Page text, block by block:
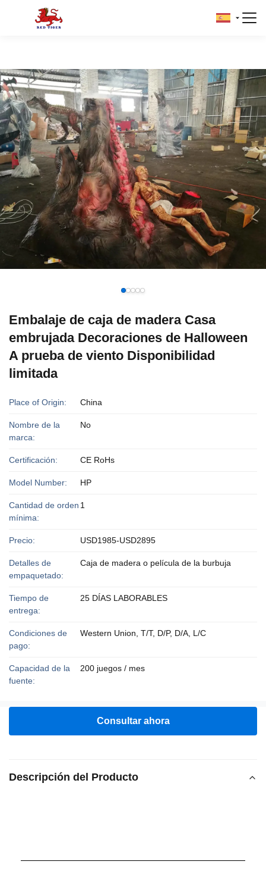
Embalaje de caja de madera Casa
embrujada Decoraciones de Halloween
A prueba de viento Disponibilidad
limitada
Place of Origin: China
Nombre de la
marca:
No
Certificación: CE RoHs
Model Number: HP
Cantidad de orden
mínima:
1
Precio: USD1985-USD2895
Detalles de
empaquetado:
Caja de madera o película de la burbuja
Tiempo de
entrega:
25 DÍAS LABORABLES
Condiciones de
pago:
Western Union, T/T, D/P, D/A, L/C
Capacidad de la
fuente:
200 juegos / mes
Consultar ahora
Descripción del Producto